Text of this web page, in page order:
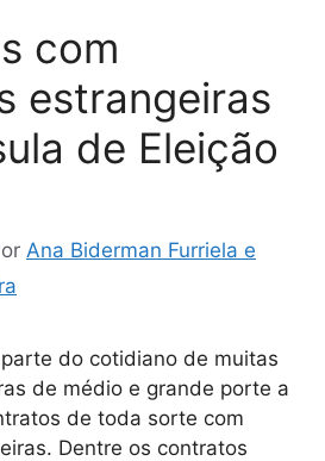
com
estrangeiras
de Eleição
Ana Biderman Furriela e
do cotidiano de muitas
de médio e grande porte a
de toda sorte com
Dentre os contratos